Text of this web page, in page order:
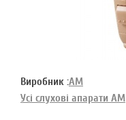
Виробник :AM
Усі слухові апарати AM